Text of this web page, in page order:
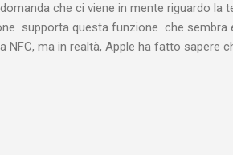
che ci viene in mente riguardo la
supporta questa funzione che sembra
NFC, ma in realtà, Apple ha fatto sapere
i modelli. In basso trovi una immagine